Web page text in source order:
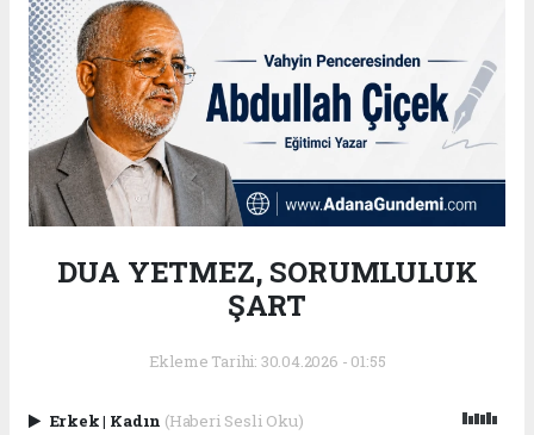
DUA YETMEZ, SORUMLULUK
ŞART
Ekleme Tarihi: 30.04.2026 - 01:55
Erkek| Kadın (Haberi Sesli Oku)